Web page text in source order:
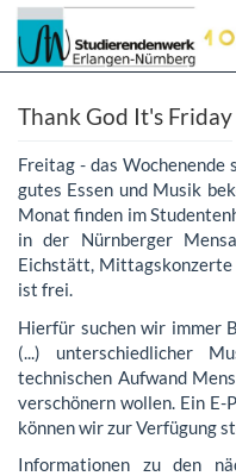
Thank God It's Friday
Freitag - das
gutes Essen und Musik
Monat finden im
in der Nürnberger
Eichstätt,
ist frei.
Hierfür suchen wir immer
(...) unterschiedlicher
technischen Aufwand
verschönern wollen. Ein
können wir zur Verfügung
Informationen zu den